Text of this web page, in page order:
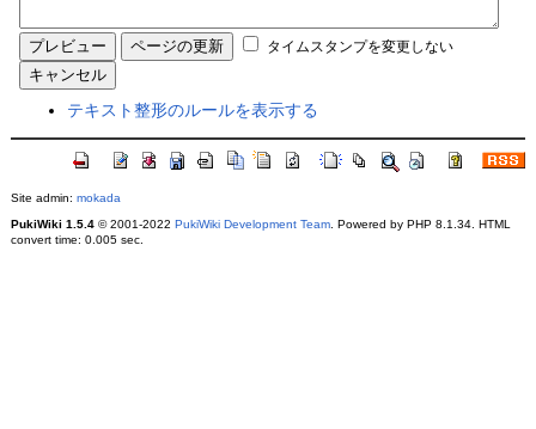
タイムスタンプを変更しない
テキスト整形のルールを表示する
Site admin: mokada
PukiWiki 1.5.4© 2001-2022 PukiWiki Development Team. Powered by PHP 8.1.34. HTML
convert time: 0.005 sec.